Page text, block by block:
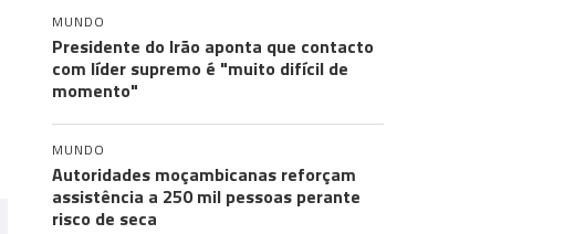
MUNDO
Presidente do Irão aponta que contacto
com líder supremo é "muito difícil de
momento"
MUNDO
Autoridades moçambicanas reforçam
assistência a 250 mil pessoas perante
risco de seca